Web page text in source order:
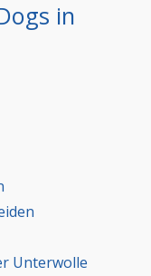
in
Unterwolle